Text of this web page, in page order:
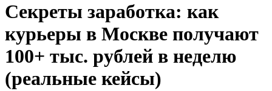
Секреты заработка: как
курьеры в Москве получают
100+ тыс. рублей в неделю
(реальные кейсы)